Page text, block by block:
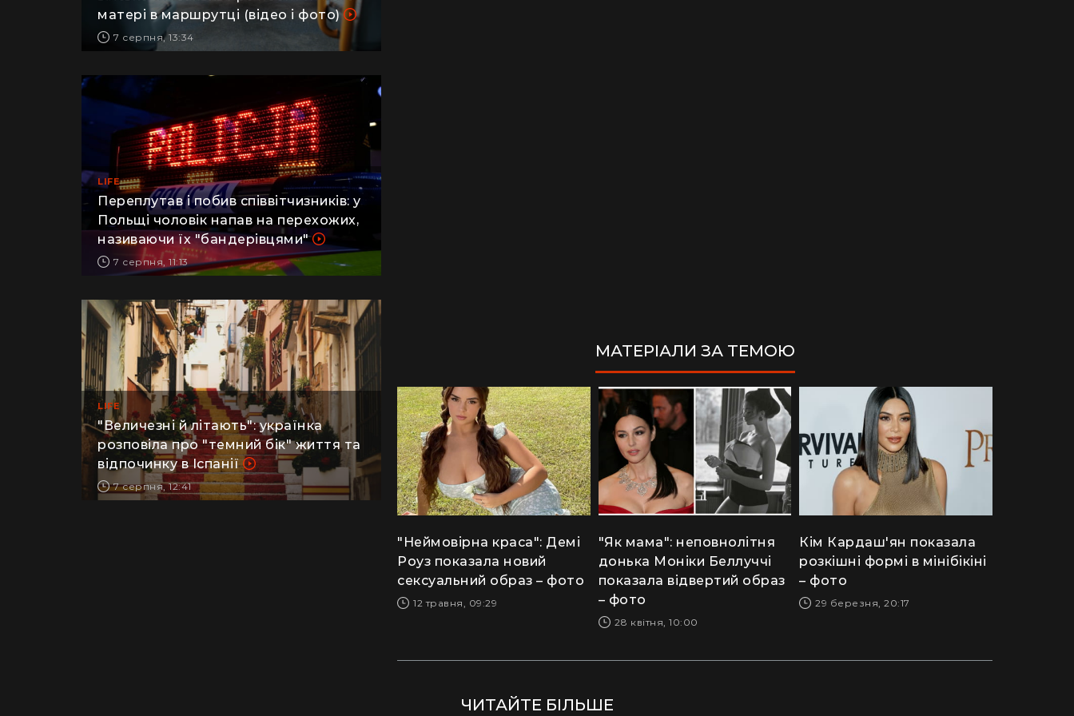
військовий заявив про побиття його
матері в маршрутці (відео і фото)
7 серпня, 13:34
LIFE
Переплутав і побив співвітчизників: у
Польщі чоловік напав на перехожих,
називаючи їх "бандерівцями"
7 серпня, 11:13
LIFE
​"Величезні й літають": українка
розповіла про "темний бік" життя та
відпочинку в Іспанії
7 серпня, 12:41
МАТЕРІАЛИ ЗА ТЕМОЮ
"Неймовірна краса": Демі
Роуз показала новий
сексуальний образ – фото
12 травня, 09:29
"Як мама": неповнолітня
донька Моніки Беллуччі
показала відвертий образ
– фото
28 квітня, 10:00
Кім Кардаш'ян показала
розкішні формі в мінібікіні
– фото
29 березня, 20:17
ЧИТАЙТЕ БІЛЬШЕ